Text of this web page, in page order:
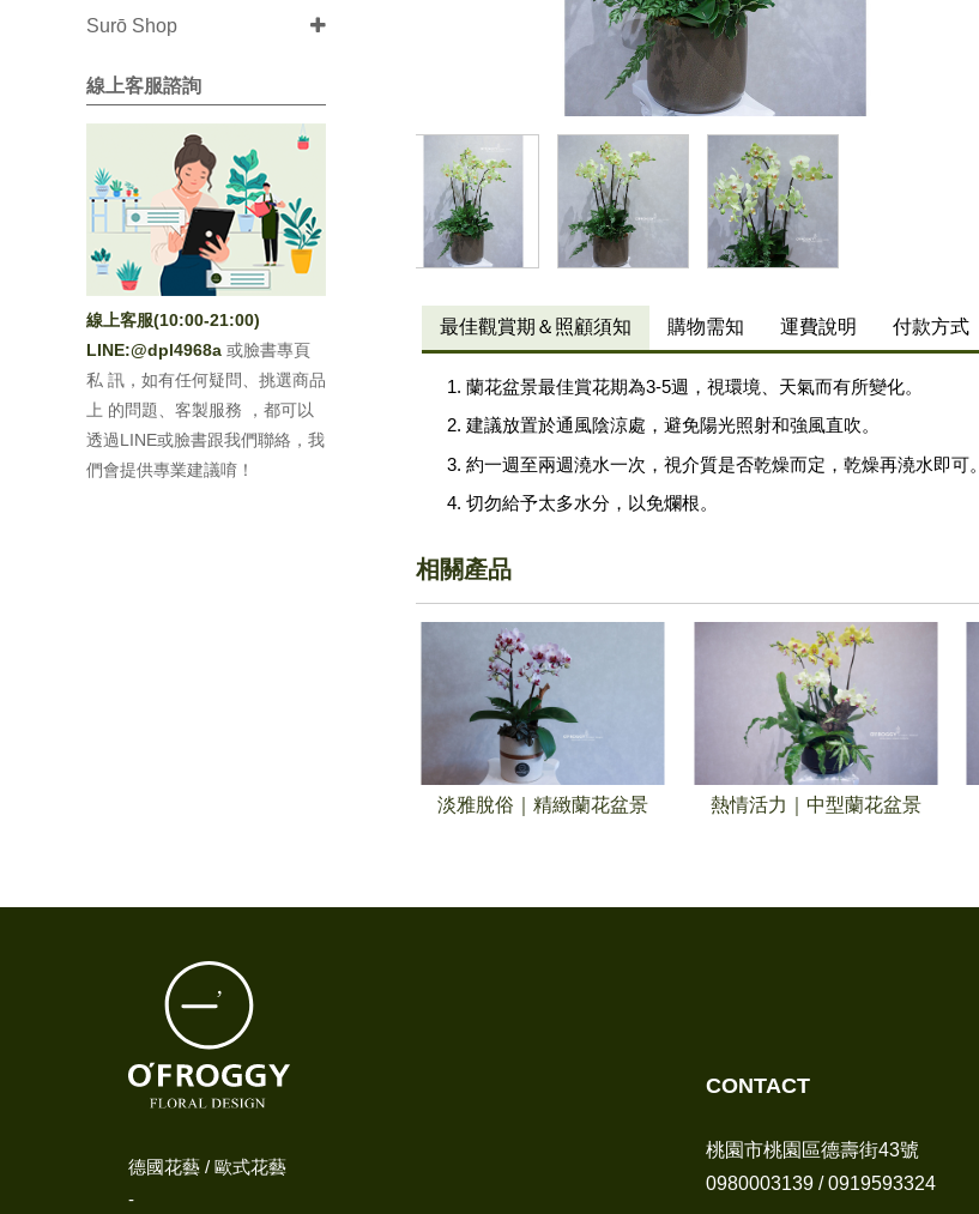
Surō Shop
線上客服諮詢
線上客服(10:00-21:00)
LINE:@dpl4968a 或臉書專頁
私 訊，如有任何疑問、挑選商品
上 的問題、客製服務 ，都可以
透過LINE或臉書跟我們聯絡，我
們會提供專業建議唷！
最佳觀賞期＆照顧須知 購物需知 運費說明 付款方式
蘭花盆景最佳賞花期為3-5週，視環境、天氣而有所變化。
建議放置於通風陰涼處，避免陽光照射和強風直吹。
約一週至兩週澆水一次，視介質是否乾燥而定，乾燥再澆水即可。
切勿給予太多水分，以免爛根。
相關產品
淡雅脫俗｜精緻蘭花盆景 熱情活力｜中型蘭花盆景
德國花藝 / 歐式花藝
-
CONTACT
桃園市桃園區德壽街43號
0980003139/0919593324